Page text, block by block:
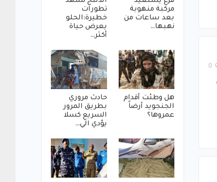
مركبة منهوبة
بعد ساعات من
نهبها…
تطورات
خطيرة:الحلو
يعرض حياة
أكثر…
هل وطئت أقدام
الجنجويد أرضاً
عمروها؟
حادث مروري
بطريق المرور
السريع كسلا
يؤدي الي…